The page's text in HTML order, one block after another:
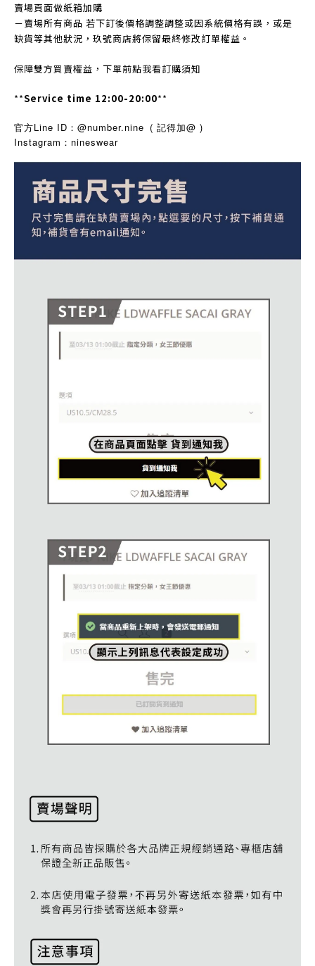
賣場頁面做紙箱加購
－賣場所有商品 若下訂後價格調整調整或因系統價格有誤，或是
缺貨等其他狀況，玖號商店將保留最終修改訂單權益。
保障雙方買賣權益，下單前點我看訂購須知
**Service time 12:00-20:00**
官方Line ID：@number.nine ( 記得加@ )
Instagram ： nineswear